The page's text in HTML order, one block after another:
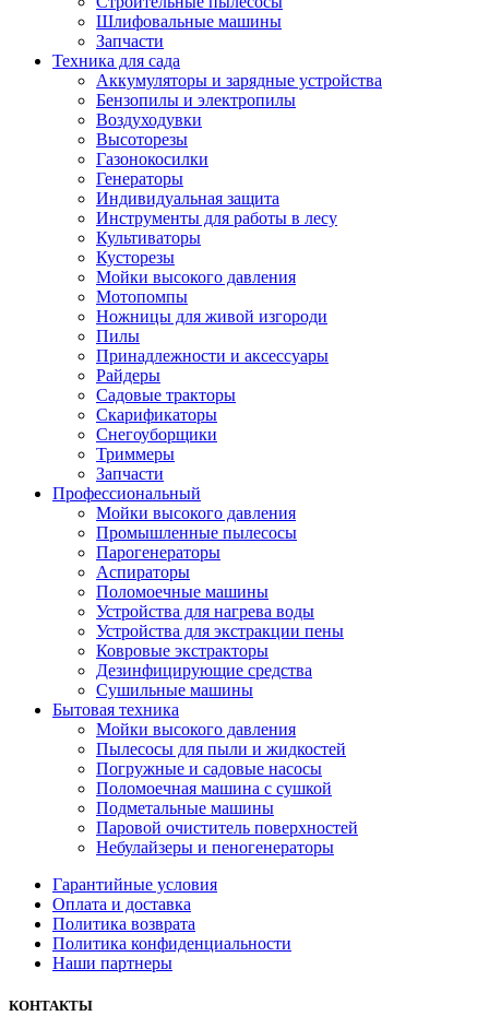
Шлифовальные машины
Запчасти
Техника для сада
Аккумуляторы и зарядные устройства
Бензопилы и электропилы
Воздуходувки
Высоторезы
Газонокосилки
Генераторы
Индивидуальная защита
Инструменты для работы в лесу
Культиваторы
Кусторезы
Мойки высокого давления
Мотопомпы
Ножницы для живой изгороди
Пилы
Принадлежности и аксессуары
Райдеры
Садовые тракторы
Скарификаторы
Снегоуборщики
Триммеры
Запчасти
Профессиональный
Мойки высокого давления
Промышленные пылесосы
Парогенераторы
Аспираторы
Поломоечные машины
Устройства для нагрева воды
Устройства для экстракции пены
Ковровые экстракторы
Дезинфицирующие средства
Сушильные машины
Бытовая техника
Мойки высокого давления
Пылесосы для пыли и жидкостей
Погружные и садовые насосы
Поломоечная машина с сушкой
Подметальные машины
Паровой очиститель поверхностей
Небулайзеры и пеногенераторы
Гарантийные условия
Оплата и доставка
Политика возврата
Политика конфиденциальности
Наши партнеры
КОНТАКТЫ